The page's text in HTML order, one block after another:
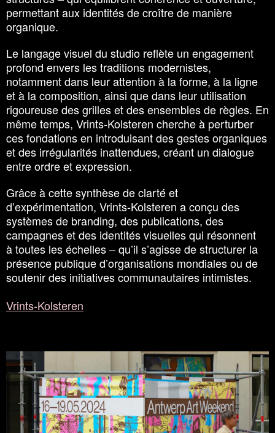
permettant aux identités de croître de manière
organique.
Le langage visuel du studio reflète un engagement
profond envers les traditions modernistes,
notamment dans leur attention à la forme, à la ligne
et à la composition, ainsi que dans leur utilisation
rigoureuse des grilles et des ensembles de règles. En
même temps, Vrints-Kolsteren cherche à perturber
ces fondations en introduisant des gestes organiques
et des irrégularités inattendues, créant un dialogue
entre ordre et expression.
Grâce à cette synthèse de clarté et
d’expérimentation, Vrints-Kolsteren a conçu des
systèmes de branding, des publications, des
campagnes et des identités visuelles qui résonnent
à toutes les échelles – qu’il s’agisse de structurer la
présence publique d’organisations mondiales ou de
soutenir des initiatives communautaires intimistes.
Vrints-Kolsteren